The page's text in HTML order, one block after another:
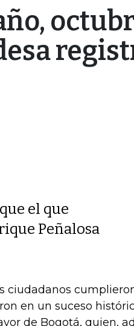
el que
Peñalosa
ciudadanos
en un suceso
de Bogotá, quien,